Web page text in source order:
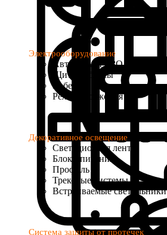
Электрооборудование
Автоматы и УЗО
Щиты и боксы
Кабель и провод
Реле напряжения
Декоративное освещение
Светодиодная лента
Блоки питания
Профиль
Трековые системы
Встраиваемые светильники
Система защиты от протечек